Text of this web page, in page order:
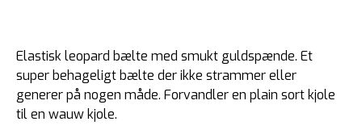
Elastisk leopard bælte med smukt guldspænde. Et
super behageligt bælte der ikke strammer eller
generer på nogen måde. Forvandler en plain sort kjole
til en wauw kjole.